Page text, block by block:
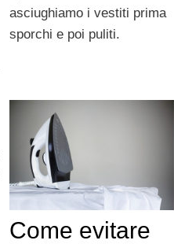
asciughiamo i vestiti prima
sporchi e poi puliti.
Come evitare